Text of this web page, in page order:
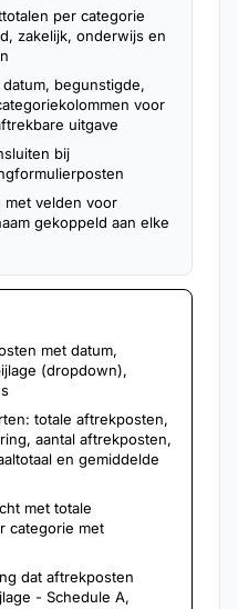
per categorie
zakelijk, onderwijs en
begunstigde,
voor
uitgave
bij
met velden voor
gekoppeld aan elke
met datum,
(dropdown),
totale aftrekposten,
aantal aftrekposten,
en gemiddelde
met totale
categorie met
dat aftrekposten
- Schedule A,